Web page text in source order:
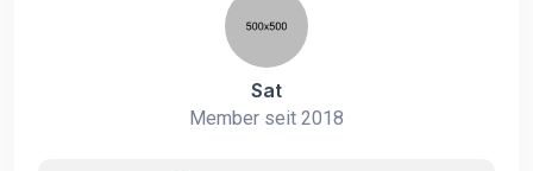
Sat
Member seit 2018